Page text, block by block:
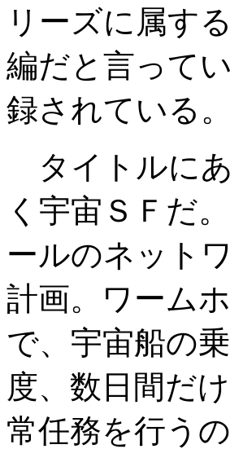
リーズに属す
編だと言って
録されている。
タイトルに
く宇宙ＳＦだ
ールのネット
計画。ワーム
で、宇宙船の
度、数日間だ
常任務を行う